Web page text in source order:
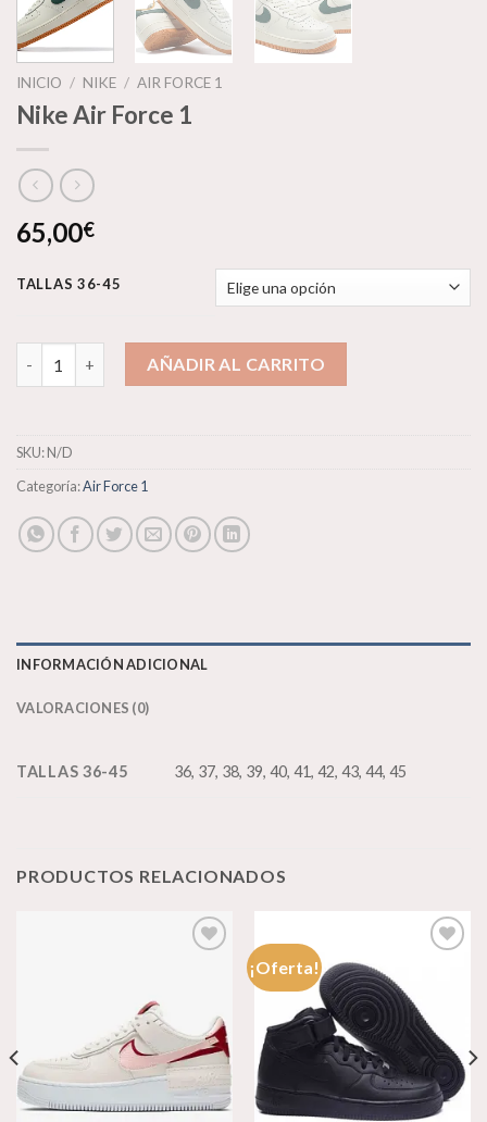
INICIO / NIKE / AIR FORCE 1
Nike Air Force 1
65,00€
TALLAS 36-45
Nike Air Force 1 cantidadAÑADIR AL CARRITO
SKU:N/D
Categoría:Air Force 1
INFORMACIÓN ADICIONAL
VALORACIONES (0)
TALLAS 36-45 36, 37, 38, 39, 40, 41, 42, 43, 44, 45
PRODUCTOS RELACIONADOS
lista de
deseos
¡Oferta!
lista de
deseos